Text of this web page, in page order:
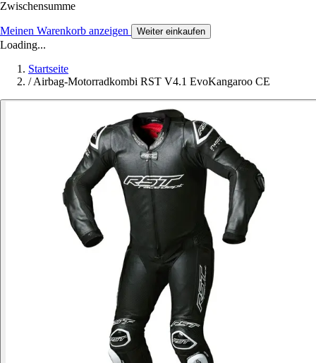
Zwischensumme
Meinen Warenkorb anzeigen Weiter einkaufen
Loading...
Startseite
/Airbag-Motorradkombi RST V4.1 EvoKangaroo CE